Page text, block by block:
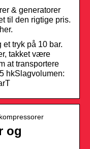
& generatorer
til den rigtige pris.
et tryk på 10 bar.
takket være
at transportere
hkSlagvolumen:
og